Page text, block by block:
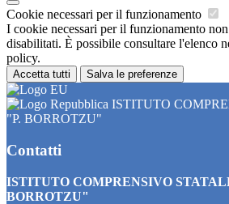
Cookie necessari per il funzionamento
I cookie necessari per il funzionamento non
disabilitati. È possibile consultare l'elenco
policy.
Accetta tutti Salva le preferenze
ISTITUTO
"P. BORROTZU"
Contatti
ISTITUTO COMPRENSIVO
BORROTZU"